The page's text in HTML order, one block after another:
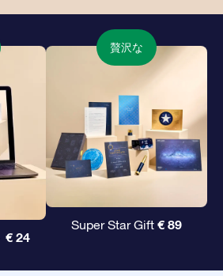
€ 24
贅沢な
Super Star Gift € 89